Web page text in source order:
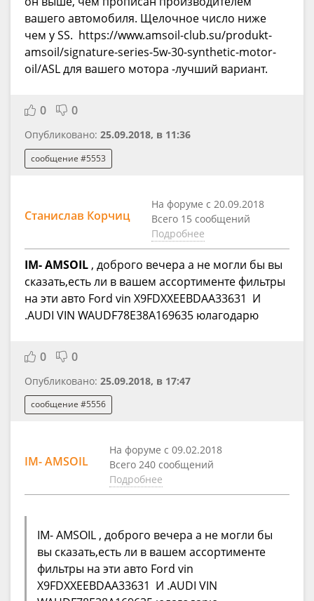
вашего автомобиля. Щелочное число ниже
чем у SS. https://www.amsoil-club.su/produkt-
amsoil/signature-series-5w-30-synthetic-motor-
oil/ASL для вашего мотора -лучший вариант.
0 0
Опубликовано: 25.09.2018, в 11:36
сообщение #5553
Станислав Корчиц
На форуме с 20.09.2018
Всего 15 сообщений
Подробнее
IM- AMSOIL , доброго вечера а не могли бы вы
сказать,есть ли в вашем ассортименте фильтры
на эти авто Ford vin X9FDXXEEBDAA33631 И
.AUDI VIN WAUDF78E38A169635 юлагодарю
0 0
Опубликовано: 25.09.2018, в 17:47
сообщение #5556
IM- AMSOIL
На форуме с 09.02.2018
Всего 240 сообщений
Подробнее
IM- AMSOIL , доброго вечера а не могли бы
вы сказать,есть ли в вашем ассортименте
фильтры на эти авто Ford vin
X9FDXXEEBDAA33631 И .AUDI VIN